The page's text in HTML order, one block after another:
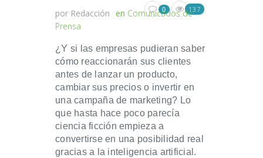
por Redacción en Comunicados de
Prensa
0 137
¿Y si las empresas pudieran saber
cómo reaccionarán sus clientes
antes de lanzar un producto,
cambiar sus precios o invertir en
una campaña de marketing? Lo
que hasta hace poco parecía
ciencia ficción empieza a
convertirse en una posibilidad real
gracias a la inteligencia artificial.